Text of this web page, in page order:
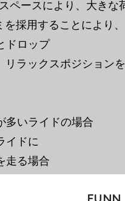
ペースにより、大きな
採用することにより
ドロップ
リラックスポジション
多いライドの場合
イドに
走る場合